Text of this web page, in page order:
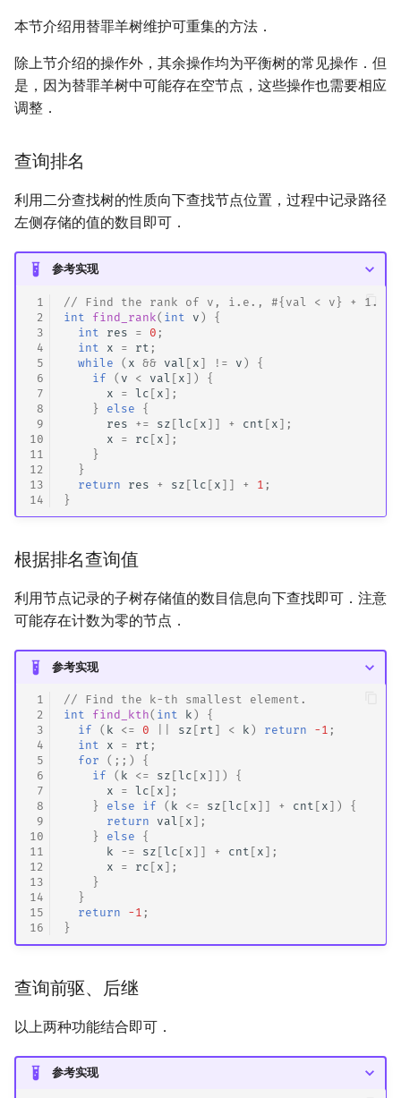
本节介绍用替罪羊树维护可重集的方法．
除上节介绍的操作外，其余操作均为平衡树的常见操作．但
是，因为替罪羊树中可能存在空节点，这些操作也需要相应
调整．
查询排名
利用二分查找树的性质向下查找节点位置，过程中记录路径
左侧存储的值的数目即可．
参考实现
1
2
3
4
5
6
7
8
9
10
11
12
13
14
// Find the rank of v, i.e., #{val < v} + 1.
int
find_rank( int v )
{
int
res = 0 ;
int
x = rt ;
while
( x && val [ x ] != v )
{
if
( v < val [ x ])
{
x
= lc [ x ];
}
else
{
res
+= sz [lc [ x ]] + cnt [ x ];
x
= rc [ x ];
}
}
return
res + sz [lc [ x ]] + 1 ;
}
根据排名查询值
利用节点记录的子树存储值的数目信息向下查找即可．注意
可能存在计数为零的节点．
参考实现
1
2
3
4
5
6
7
8
9
10
11
12
13
14
15
16
// Find the k-th smallest element.
int
find_kth( int k )
{
if
( k <= 0 sz [ rt ] < k ) return -1 ;
int
x = rt ;
for
(;;)
{
if
( k <= sz [lc [ x ]])
{
x
= lc [ x ];
}
else if ( k <= sz [lc [ x ]] + cnt [ x ])
{
return
val [ x ];
}
else
{
k
-= sz [lc [ x ]] + cnt [ x ];
x
= rc [ x ];
}
}
return
-1 ;
}
查询前驱、后继
以上两种功能结合即可．
参考实现